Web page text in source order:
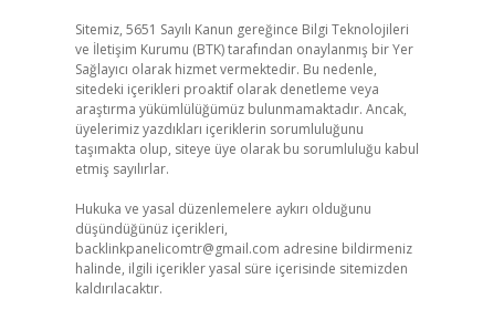
Sitemiz, 5651 Sayılı Kanun gereğince Bilgi Teknolojileri
ve İletişim Kurumu (BTK) tarafından onaylanmış bir Yer
Sağlayıcı olarak hizmet vermektedir. Bu nedenle,
sitedeki içerikleri proaktif olarak denetleme veya
araştırma yükümlülüğümüz bulunmamaktadır. Ancak,
üyelerimiz yazdıkları içeriklerin sorumluluğunu
taşımakta olup, siteye üye olarak bu sorumluluğu kabul
etmiş sayılırlar.
Hukuka ve yasal düzenlemelere aykırı olduğunu
düşündüğünüz içerikleri,
backlinkpanelicomtr@gmail.com adresine bildirmeniz
halinde, ilgili içerikler yasal süre içerisinde sitemizden
kaldırılacaktır.